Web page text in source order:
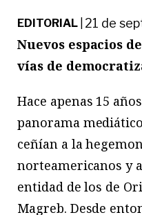
EDITORIAL| 21 de
Nuevos espacios
vías de
Hace apenas 15
panorama
ceñían a la
norteamericanos y
entidad de los de
Magreb. Desde